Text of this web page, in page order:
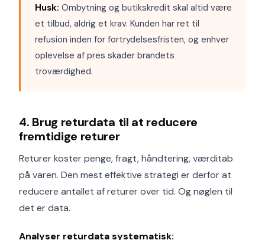
Husk: Ombytning og butikskredit skal altid være
et tilbud, aldrig et krav. Kunden har ret til
refusion inden for fortrydelsesfristen, og enhver
oplevelse af pres skader brandets
troværdighed.
4. Brug returdata til at reducere
fremtidige returer
Returer koster penge, fragt, håndtering, værditab
på varen. Den mest effektive strategi er derfor at
reducere antallet af returer over tid. Og nøglen til
det er data.
Analyser returdata systematisk: